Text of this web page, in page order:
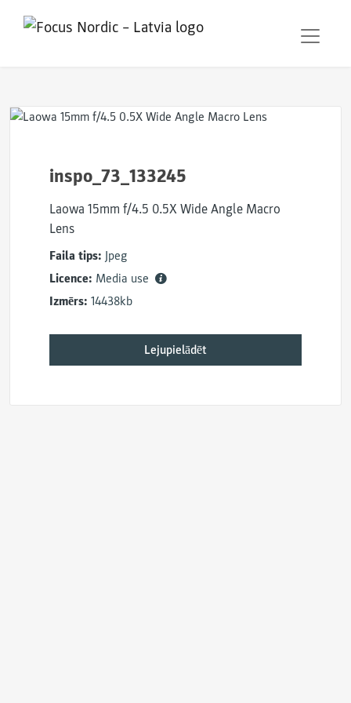
inspo_73_133245
Laowa 15mm f/4.5 0.5X Wide Angle Macro
Lens
Faila tips: Jpeg
Licence: Media use
Izmērs: 14438kb
Lejupielādēt